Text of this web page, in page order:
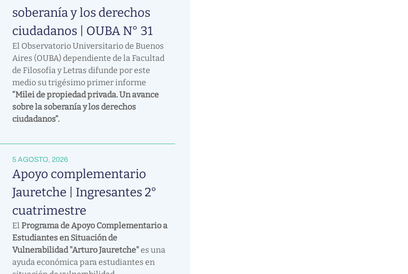
soberanía y los derechos
ciudadanos | OUBA N° 31
El Observatorio Universitario de Buenos
Aires (OUBA) dependiente de la Facultad
de Filosofía y Letras difunde por este
medio su trigésimo primer informe
“Milei de propiedad privada. Un avance
sobre la soberanía y los derechos
ciudadanos”.
5 AGOSTO, 2026
Apoyo complementario
Jauretche | Ingresantes 2°
cuatrimestre
ElPrograma de Apoyo Complementario a
Estudiantes en Situación de
Vulnerabilidad "Arturo Jauretche"es una
ayuda económica para estudiantes en